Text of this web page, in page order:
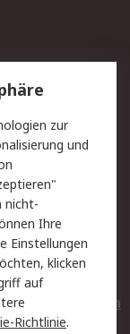
Batterien
zur
und
nicht-
Ihre
Einstellungen
klicken
auf
Richtlinie.